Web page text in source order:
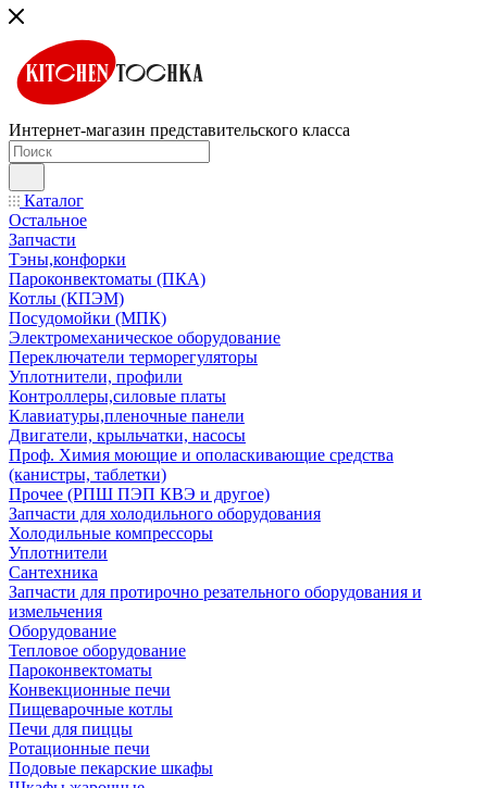
Интернет-магазин представительского класса
Каталог
Остальное
Запчасти
Тэны,конфорки
Пароконвектоматы (ПКА)
Котлы (КПЭМ)
Посудомойки (МПК)
Электромеханическое оборудование
Переключатели терморегуляторы
Уплотнители, профили
Контроллеры,силовые платы
Клавиатуры,пленочные панели
Двигатели, крыльчатки, насосы
Проф. Химия моющие и ополаскивающие средства
(канистры, таблетки)
Прочее (РПШ ПЭП КВЭ и другое)
Запчасти для холодильного оборудования
Холодильные компрессоры
Уплотнители
Сантехника
Запчасти для протирочно резательного оборудования и
измельчения
Оборудование
Тепловое оборудование
Пароконвектоматы
Конвекционные печи
Пищеварочные котлы
Печи для пиццы
Ротационные печи
Подовые пекарские шкафы